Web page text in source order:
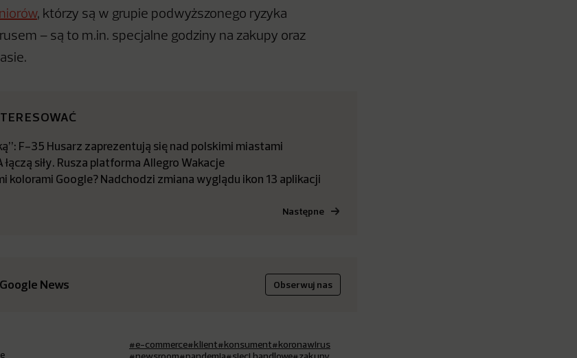
, którzy są w grupie podwyższonego ryzyka
– są to m.in. specjalne godziny na zakupy oraz
F-35 Husarz zaprezentują się nad polskimi miastami
łączą siły. Rusza platforma Allegro Wakacje
kolorami Google? Nadchodzi zmiana wyglądu ikon 13 aplikacji
Następne
News Obserwuj nas
#e-commerce#klient#konsument#koronawirus